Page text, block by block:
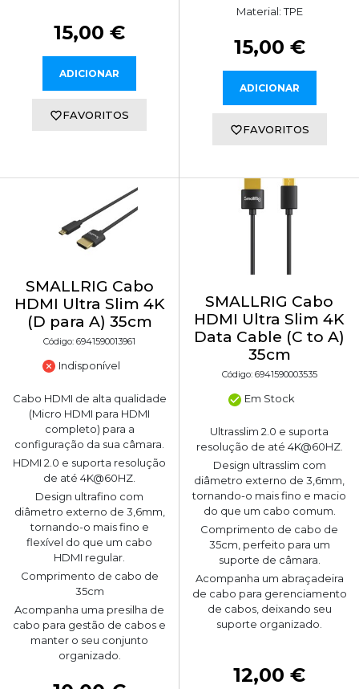
15,00 €
ADICIONAR
FAVORITOS
Material: TPE
15,00 €
ADICIONAR
FAVORITOS
SMALLRIG Cabo
HDMI Ultra Slim 4K
(D para A) 35cm
Código: 6941590013961
Indisponível
Cabo HDMI de alta qualidade
(Micro HDMI para HDMI
completo) para a
configuração da sua câmara.
HDMI 2.0 e suporta resolução
de até 4K@60HZ.
Design ultrafino com
diâmetro externo de 3,6mm,
tornando-o mais fino e
flexível do que um cabo
HDMI regular.
Comprimento de cabo de
35cm
Acompanha uma presilha de
cabo para gestão de cabos e
manter o seu conjunto
organizado.
SMALLRIG Cabo
HDMI Ultra Slim 4K
Data Cable (C to A)
35cm
Código: 6941590003535
Em Stock
Ultrasslim 2.0 e suporta
resolução de até 4K@60HZ.
Design ultrasslim com
diâmetro externo de 3,6mm,
tornando-o mais fino e macio
do que um cabo comum.
Comprimento de cabo de
35cm, perfeito para um
suporte de câmara.
Acompanha um abraçadeira
de cabo para gerenciamento
de cabos, deixando seu
suporte organizado.
12,00 €